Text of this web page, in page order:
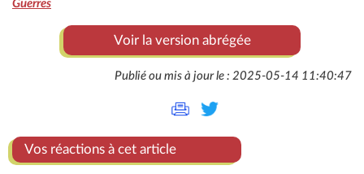
Guerres
Voir la version abrégée
Publié ou mis à jour le : 2025-05-14 11:40:47
Vos réactions à cet article